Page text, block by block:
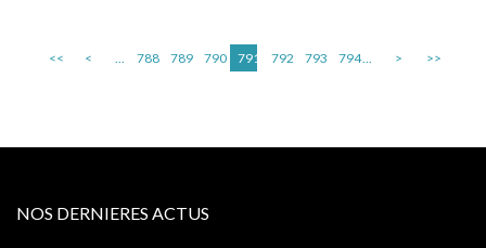
<< < ... 788 789 790 791 792 793 794... > >>
NOS DERNIERES ACTUS